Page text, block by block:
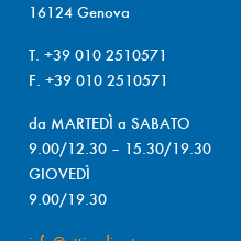
16124 Genova
T. +39 010 2510571
F. +39 010 2510571
da MARTEDÌ a SABATO
9.00/12.30 – 15.30/19.30
GIOVEDÌ
9.00/19.30